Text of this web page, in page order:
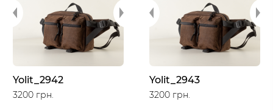
Yolit_2942
3200 грн.
Yolit_2943
3200 грн.